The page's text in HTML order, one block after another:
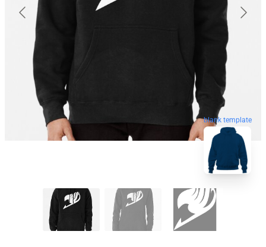
blank template